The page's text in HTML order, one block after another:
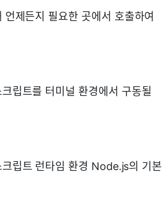
제든지 필요한 곳에서 호출하여
립트를 터미널 환경에서 구동될
립트 런타임 환경 Node.js의 기본